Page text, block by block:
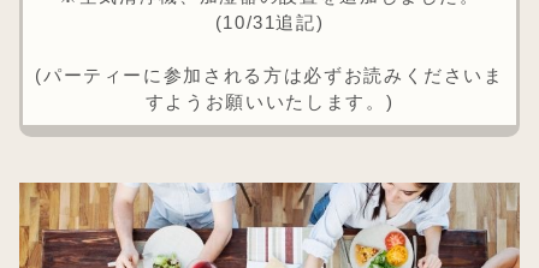
(10/31追記)
(パーティーに参加される方は必ずお読みくださいま
すようお願いいたします。)